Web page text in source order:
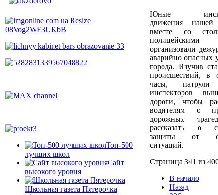
Топ-500
лучших школ
Сайт
высокого уровня
Школьная газета Пятерочка
Юные
движения
вместе со
полицейскими
организовали
аварийно опасных
города. Изучив
происшествий, в
часы,
инспекторов
дороги, чтобы
водителям о
дорожных
рассказать о
защиты от
ситуаций.
Страница 341 из
В начало
Назад